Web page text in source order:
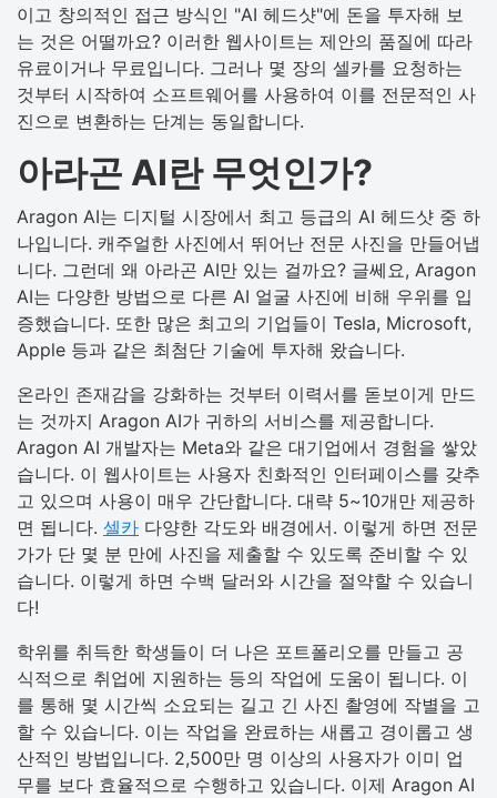
이고 창의적인 접근 방식인 "AI 헤드샷"에 돈을 투자해 보
는 것은 어떨까요? 이러한 웹사이트는 제안의 품질에 따라
유료이거나 무료입니다. 그러나 몇 장의 셀카를 요청하는
것부터 시작하여 소프트웨어를 사용하여 이를 전문적인 사
진으로 변환하는 단계는 동일합니다.
아라곤 AI란 무엇인가?
Aragon AI는 디지털 시장에서 최고 등급의 AI 헤드샷 중 하
나입니다. 캐주얼한 사진에서 뛰어난 전문 사진을 만들어냅
니다. 그런데 왜 아라곤 AI만 있는 걸까요? 글쎄요, Aragon
AI는 다양한 방법으로 다른 AI 얼굴 사진에 비해 우위를 입
증했습니다. 또한 많은 최고의 기업들이 Tesla, Microsoft,
Apple 등과 같은 최첨단 기술에 투자해 왔습니다.
온라인 존재감을 강화하는 것부터 이력서를 돋보이게 만드
는 것까지 Aragon AI가 귀하의 서비스를 제공합니다.
Aragon AI 개발자는 Meta와 같은 대기업에서 경험을 쌓았
습니다. 이 웹사이트는 사용자 친화적인 인터페이스를 갖추
고 있으며 사용이 매우 간단합니다. 대략 5~10개만 제공하
면 됩니다. 셀카 다양한 각도와 배경에서. 이렇게 하면 전문
가가 단 몇 분 만에 사진을 제출할 수 있도록 준비할 수 있
습니다. 이렇게 하면 수백 달러와 시간을 절약할 수 있습니
다!
학위를 취득한 학생들이 더 나은 포트폴리오를 만들고 공
식적으로 취업에 지원하는 등의 작업에 도움이 됩니다. 이
를 통해 몇 시간씩 소요되는 길고 긴 사진 촬영에 작별을 고
할 수 있습니다. 이는 작업을 완료하는 새롭고 경이롭고 생
산적인 방법입니다. 2,500만 명 이상의 사용자가 이미 업
무를 보다 효율적으로 수행하고 있습니다. 이제 Aragon AI